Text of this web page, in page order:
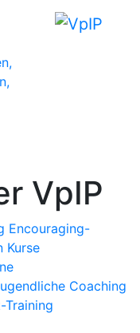
VpIP
Encouraging-
Kurse
Coaching
Training